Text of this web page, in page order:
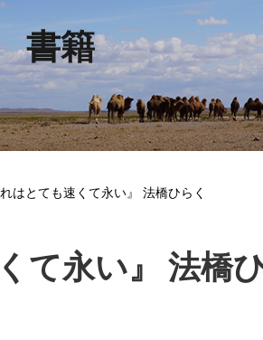
書籍
れはとても速くて永い』 法橋ひらく
て永い』 法橋